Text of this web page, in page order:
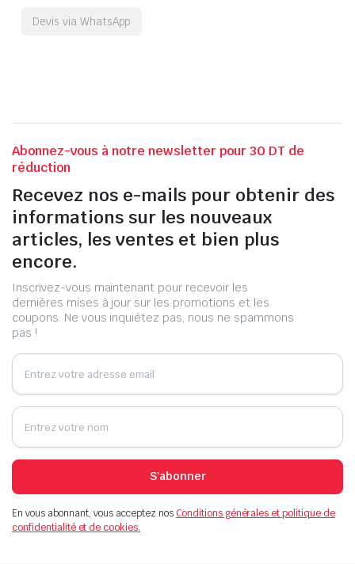
Devis via WhatsApp
Abonnez-vous à notre newsletter pour 30 DT de
réduction
Recevez nos e-mails pour obtenir des
informations sur les nouveaux
articles, les ventes et bien plus
encore.
Inscrivez-vous maintenant pour recevoir les
dernières mises à jour sur les promotions et les
coupons. Ne vous inquiétez pas, nous ne spammons
pas !
S'abonner
En vous abonnant, vous acceptez nosConditions générales et politique de
confidentialité et de cookies.